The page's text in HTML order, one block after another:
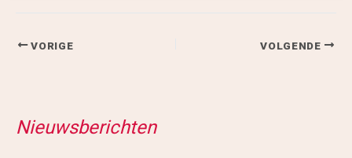
VORIGE VOLGENDE
Nieuwsberichten